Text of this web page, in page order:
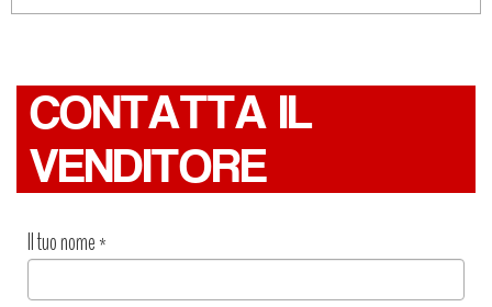
CONTATTA IL
VENDITORE
Il tuo nome*